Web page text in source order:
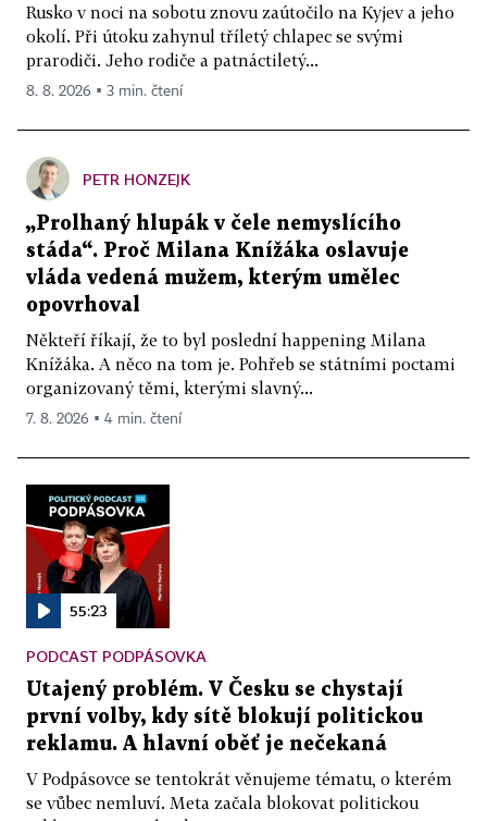
Rusko v noci na sobotu znovu zaútočilo na Kyjev a jeho
okolí. Při útoku zahynul tříletý chlapec se svými
prarodiči. Jeho rodiče a patnáctiletý...
8. 8. 2026 ▪ 3 min. čtení
PETR HONZEJK
„Prolhaný hlupák v čele nemyslícího
stáda“. Proč Milana Knížáka oslavuje
vláda vedená mužem, kterým umělec
opovrhoval
Někteří říkají, že to byl poslední happening Milana
Knížáka. A něco na tom je. Pohřeb se státními poctami
organizovaný těmi, kterými slavný...
7. 8. 2026 ▪ 4 min. čtení
55:23
PODCAST PODPÁSOVKA
Utajený problém. V Česku se chystají
první volby, kdy sítě blokují politickou
reklamu. A hlavní oběť je nečekaná
V Podpásovce se tentokrát věnujeme tématu, o kterém
se vůbec nemluví. Meta začala blokovat politickou